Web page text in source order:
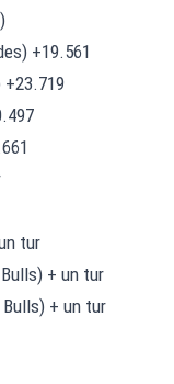
+19.561
+23.719
tur
+ un tur
Bulls) + un tur